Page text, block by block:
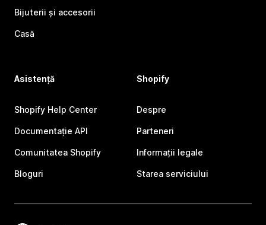
Bijuterii și accesorii
Casă
Asistență
Shopify Help Center
Documentație API
Comunitatea Shopify
Bloguri
Shopify
Despre
Parteneri
Informații legale
Starea serviciului